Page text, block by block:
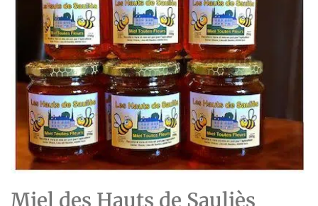
Miel des Hauts de Sauliès